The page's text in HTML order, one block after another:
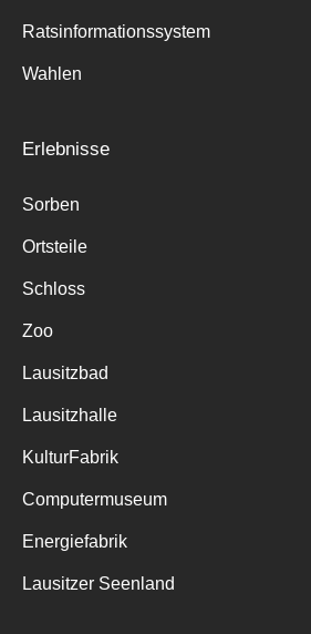
Ratsinformationssystem
Wahlen
Erlebnisse
Sorben
Ortsteile
Schloss
Zoo
Lausitzbad
Lausitzhalle
KulturFabrik
Computermuseum
Energiefabrik
Lausitzer Seenland